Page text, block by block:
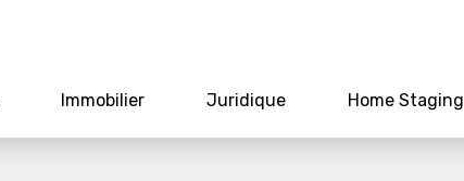
Immobilier Juridique Home Staging